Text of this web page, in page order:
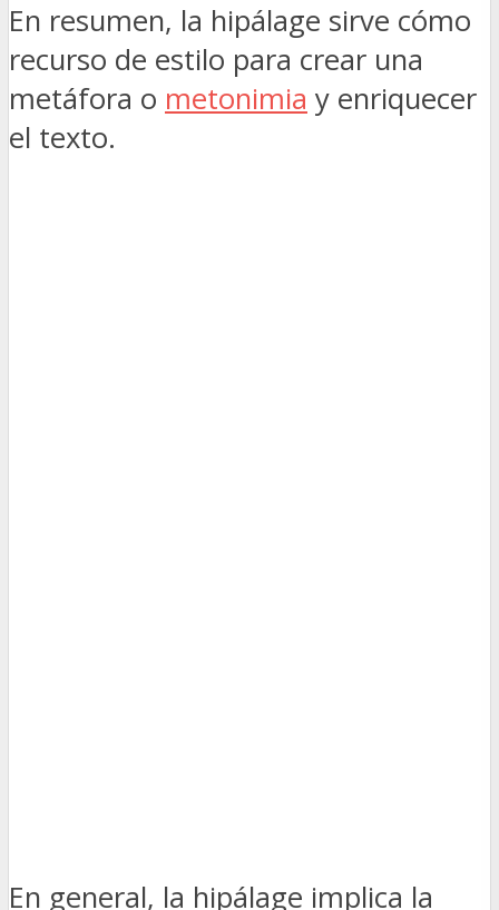
En resumen, la hipálage sirve cómo
recurso de estilo para crear una
metáfora o metonimia y enriquecer
el texto.
En general, la hipálage implica la